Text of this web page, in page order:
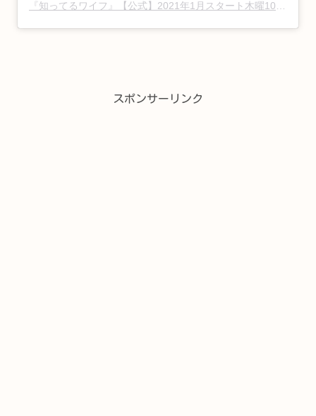
『知ってるワイフ』【公式】2021年1月スタート木曜10時
スポンサーリンク